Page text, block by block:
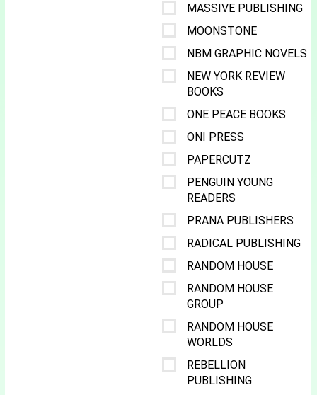
MASSIVE PUBLISHING
MOONSTONE
NBM GRAPHIC NOVELS
NEW YORK REVIEW
BOOKS
ONE PEACE BOOKS
ONI PRESS
PAPERCUTZ
PENGUIN YOUNG
READERS
PRANA PUBLISHERS
RADICAL PUBLISHING
RANDOM HOUSE
RANDOM HOUSE
GROUP
RANDOM HOUSE
WORLDS
REBELLION
PUBLISHING